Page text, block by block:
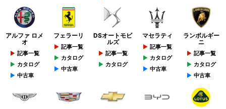
アルファ ロメ
オ
記事一覧
カタログ
中古車
フェラーリ
記事一覧
カタログ
中古車
DSオートモビ
ルズ
記事一覧
カタログ
マセラティ
記事一覧
カタログ
中古車
ランボルギー
ニ
記事一覧
カタログ
中古車